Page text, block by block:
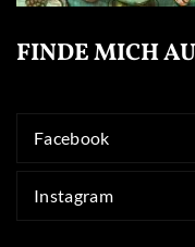
FINDE MICH
Facebook
Instagram